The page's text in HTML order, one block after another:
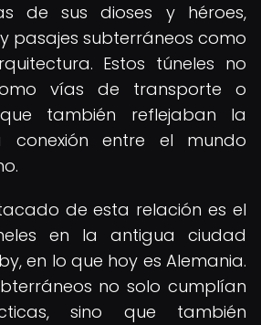
de sus dioses y héroes,
pasajes subterráneos como
Estos túneles no
vías de transporte o
también reflejaban la
conexión entre el mundo
de esta relación es el
en la antigua ciudad
en lo que hoy es Alemania.
no solo cumplían
sino que también